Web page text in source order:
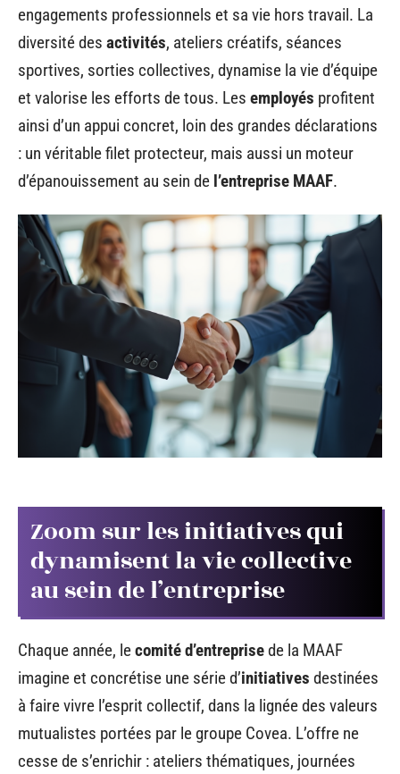
engagements professionnels et sa vie hors travail. La
diversité des activités, ateliers créatifs, séances
sportives, sorties collectives, dynamise la vie d’équipe
et valorise les efforts de tous. Les employés profitent
ainsi d’un appui concret, loin des grandes déclarations
: un véritable filet protecteur, mais aussi un moteur
d’épanouissement au sein de l’entreprise MAAF.
Zoom sur les initiatives qui
dynamisent la vie collective
au sein de l’entreprise
Chaque année, lecomité d’entreprisede la MAAF
imagine et concrétise une série d’initiatives destinées
à faire vivre l’esprit collectif, dans la lignée des valeurs
mutualistes portées par le groupe Covea. L’offre ne
cesse de s’enrichir : ateliers thématiques, journées